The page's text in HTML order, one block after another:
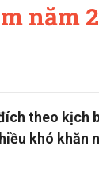
năm
theo kịch
khó khăn